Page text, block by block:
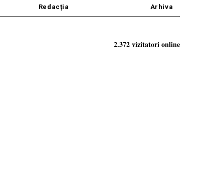
Redacția Arhiva
2.372 vizitatori online